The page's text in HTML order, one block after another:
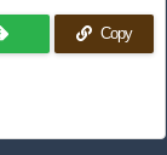
Copy